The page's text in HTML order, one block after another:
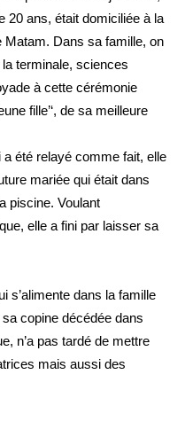
20 ans, était domiciliée à la
Dans sa famille, on
la terminale, sciences
à cette cérémonie
fille’‘, de sa meilleure
été relayé comme fait, elle
mariée qui était dans
piscine. Voulant
elle a fini par laisser sa
s’alimente dans la famille
copine décédée dans
n’a pas tardé de mettre
mais aussi des